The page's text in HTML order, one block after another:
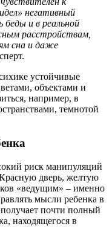
негативный
и в реальной
расстройствам,
сна и даже
устойчивые
объектами и
например, в
темнотой
риск манипуляций
дверь, желтую
«ведущим» – именно
мысли ребенка в
почти полный
находящегося в